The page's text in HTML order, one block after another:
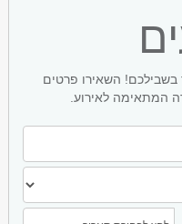
בשבילכם! השאירו פרטים
המתאימה לאירוע.